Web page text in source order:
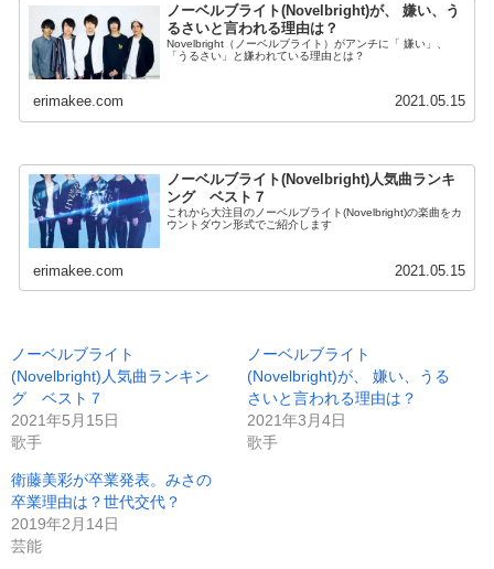
ノーベルブライト(Novelbright)が、 嫌い、う
るさいと言われる理由は？
Novelbright（ノーベルブライト）がアンチに「 嫌い」、
「うるさい」と嫌われている理由とは？
erimakee.com 2021.05.15
ノーベルブライト(Novelbright)人気曲ランキ
ング ベスト７
これから大注目のノーベルブライト(Novelbright)の楽曲をカ
ウントダウン形式でご紹介します
erimakee.com 2021.05.15
ノーベルブライト
(Novelbright)人気曲ランキン
グ ベスト７
2021年5月15日
歌手
ノーベルブライト
(Novelbright)が、 嫌い、うる
さいと言われる理由は？
2021年3月4日
歌手
衛藤美彩が卒業発表。みさの
卒業理由は？世代交代？
2019年2月14日
芸能